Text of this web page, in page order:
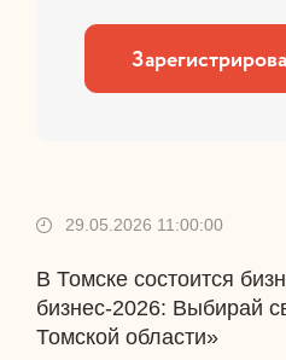
29.05.2026 11:00:00
В Томске состоится
бизнес-2026: Выбирай
Томской области»